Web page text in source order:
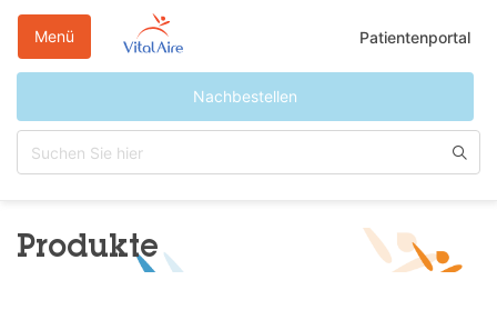
Patientenportal
Nachbestellen
Menü
Produkte